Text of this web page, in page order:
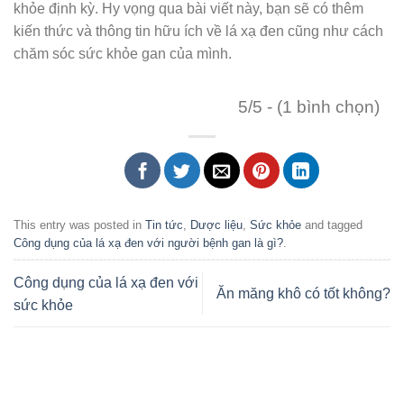
khỏe định kỳ. Hy vọng qua bài viết này, bạn sẽ có thêm
kiến thức và thông tin hữu ích về lá xạ đen cũng như cách
chăm sóc sức khỏe gan của mình.
5/5 - (1 bình chọn)
This entry was posted in Tin tức Dược liệu Sức khỏe and tagged
Công dụng của lá xạ đen với người bệnh gan là gì?
Công dụng của lá xạ đen với
sức khỏe
Ăn măng khô có tốt không?